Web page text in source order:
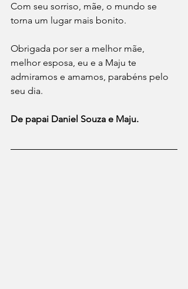
Com seu sorriso, mãe, o mundo se
torna um lugar mais bonito.
Obrigada por ser a melhor mãe,
melhor esposa, eu e a Maju te
admiramos e amamos, parabéns pelo
seu dia.
De papai Daniel Souza e Maju.